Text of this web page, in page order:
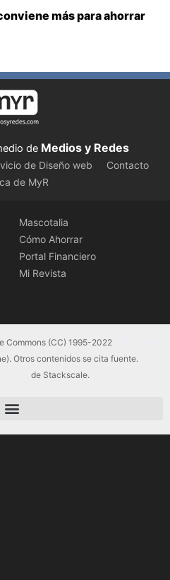
más para ahorrar
de Medios y Redes
de Diseño web
Contacto
de MyR
Mascotalia
Cómo Ahorrar
Portal Financiero
Mi Revista
Commons (CC) 1995-2022
Otros contenidos se cita fuente.
de Stackscale.